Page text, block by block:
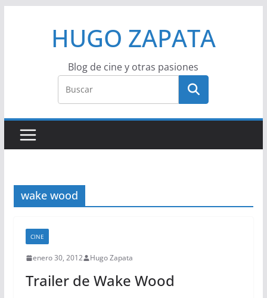
HUGO ZAPATA
Blog de cine y otras pasiones
wake wood
CINE
enero 30, 2012 Hugo Zapata
Trailer de Wake Wood